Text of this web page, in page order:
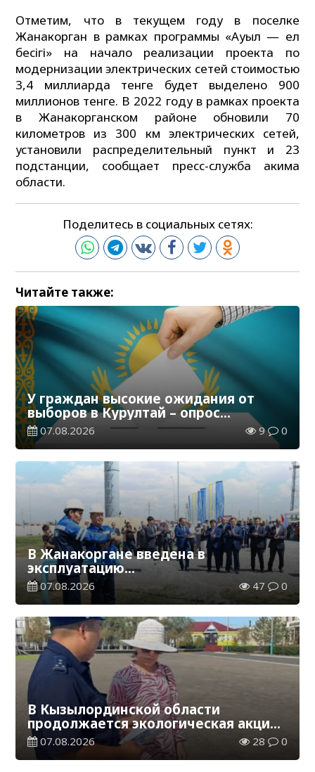
Отметим, что в текущем году в поселке
Жанакорган в рамках программы «Ауыл — ел
бесігі» на начало реализации проекта по
модернизации электрических сетей стоимостью
3,4 миллиарда тенге будет выделено 900
миллионов тенге. В 2022 году в рамках проекта
в Жанакорганском районе обновили 70
километров из 300 км электрических сетей,
установили распределительный пункт и 23
подстанции, сообщает пресс-служба акима
области.
Поделитесь в социальных сетях:
Читайте также:
У граждан высокие ожидания от
выборов в Курултай – опрос
общественного мнения
07.08.2026 9 0
В Жанакоргане введена в
эксплуатацию
водораспределительная станция
07.08.2026 47 0
В Кызылординской области
продолжается экологическая акция
«Таза Қазақстан»
07.08.2026 28 0